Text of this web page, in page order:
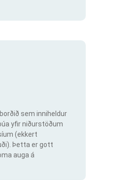
sem inniheldur
yfir niðurstöðum
(ekkert
Þetta er gott
auga á